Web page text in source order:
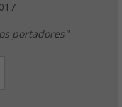
portadores"